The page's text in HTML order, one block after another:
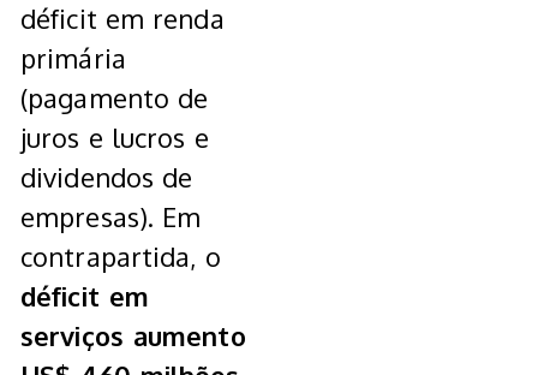
déficit em renda
primária
(pagamento de
juros e lucros e
dividendos de
empresas). Em
contrapartida, o
déficit em
serviços aumento